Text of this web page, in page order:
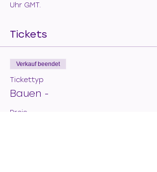
Uhr GMT.
Tickets
Verkauf beendet
Tickettyp
Bauen -
Preis